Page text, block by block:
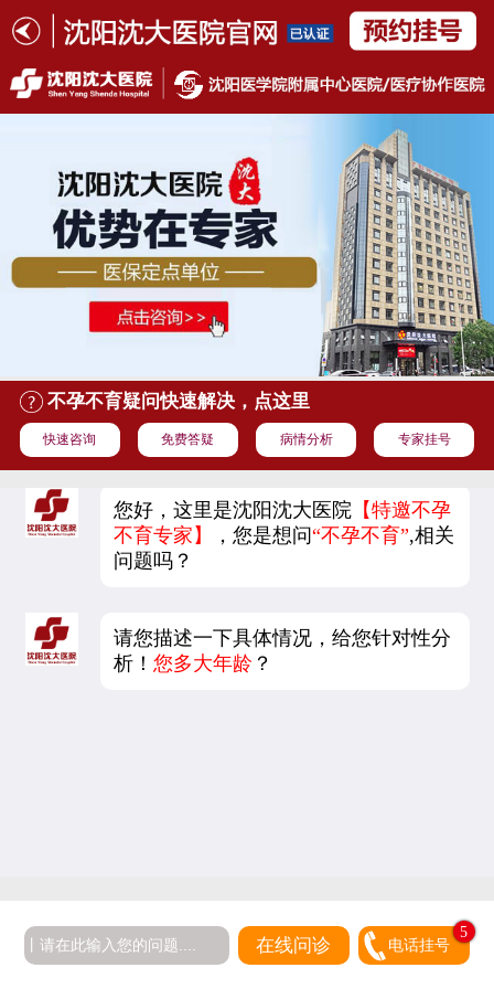
不孕不育疑问快速解决，点这里
快速咨询 免费答疑 病情分析 专家挂号
您好，这里是沈阳沈大医院 【特邀不孕
不育专家】
，您是想问“不孕不育”,相关
问题吗？
请您描述一下具体情况，给您针对性分
析！您多大年龄 ？
在线问诊 电话挂号
5